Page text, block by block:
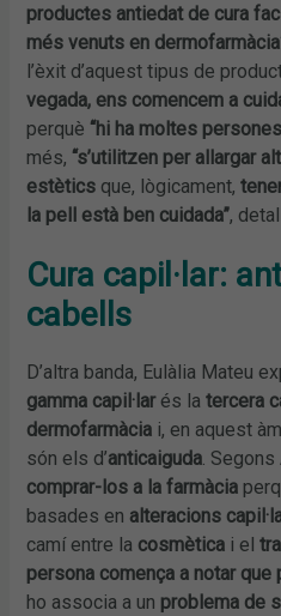
productes antiedat de cura
més venuts en dermofarmàcia
l’èxit d’aquest tipus de
vegada, ens comencem a
perquè “hi ha moltes
més, “s’utilitzen per allargar
estètics que, lògicament,
la pell està ben cuidada”,
Cura capil·lar:
cabells
D’altra banda, Eulàlia Mateu
gamma capil·larés latercera
dermofarmàcia i, en aquest
són els d’anticaiguda. Segons
comprar-los a la farmàcia
basades en alteracions
camí entre la cosmètica i el
persona comença a notar que
ho associa a un problema de